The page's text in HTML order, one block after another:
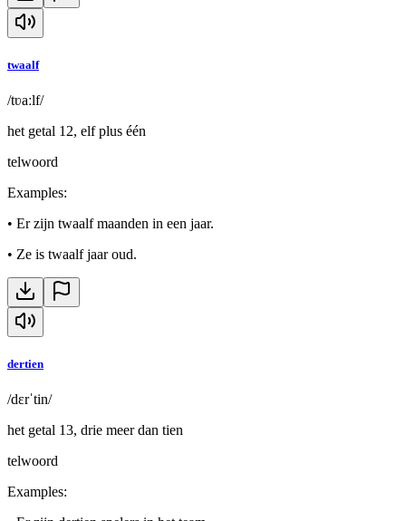
twaalf
/tʋaːlf/
het getal 12, elf plus één
telwoord
Examples:
• Er zijn twaalf maanden in een jaar.
• Ze is twaalf jaar oud.
dertien
/dɛrˈtin/
het getal 13, drie meer dan tien
telwoord
Examples: